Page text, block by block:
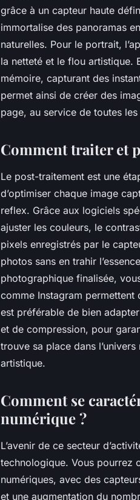
grâce à un capteur haute
immortalise des panoramas
naturelles. Pour le portrait,
la netteté et le flou artistique.
mémoire, capturant des
permet ainsi de créer des
page, au service de toutes
Comment traiter et
Le post-traitement est une
d’optimiser chaque image
reflex. Grâce aux logiciels
ajuster les couleurs, le
pixels enregistrés par le
photos sans en trahir
photographique finalisée,
comme Instagram
est préférable de bien
et de compression, pour
trouve sa place dans
artistique.
Comment se
numérique ?
L’avenir de ce secteur
technologique. Vous pourrez
numériques, avec des
et une augmentation du